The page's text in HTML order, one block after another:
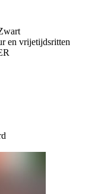
en vrijetijdsritten